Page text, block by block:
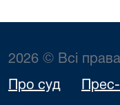
2026 © Всі
Про суд